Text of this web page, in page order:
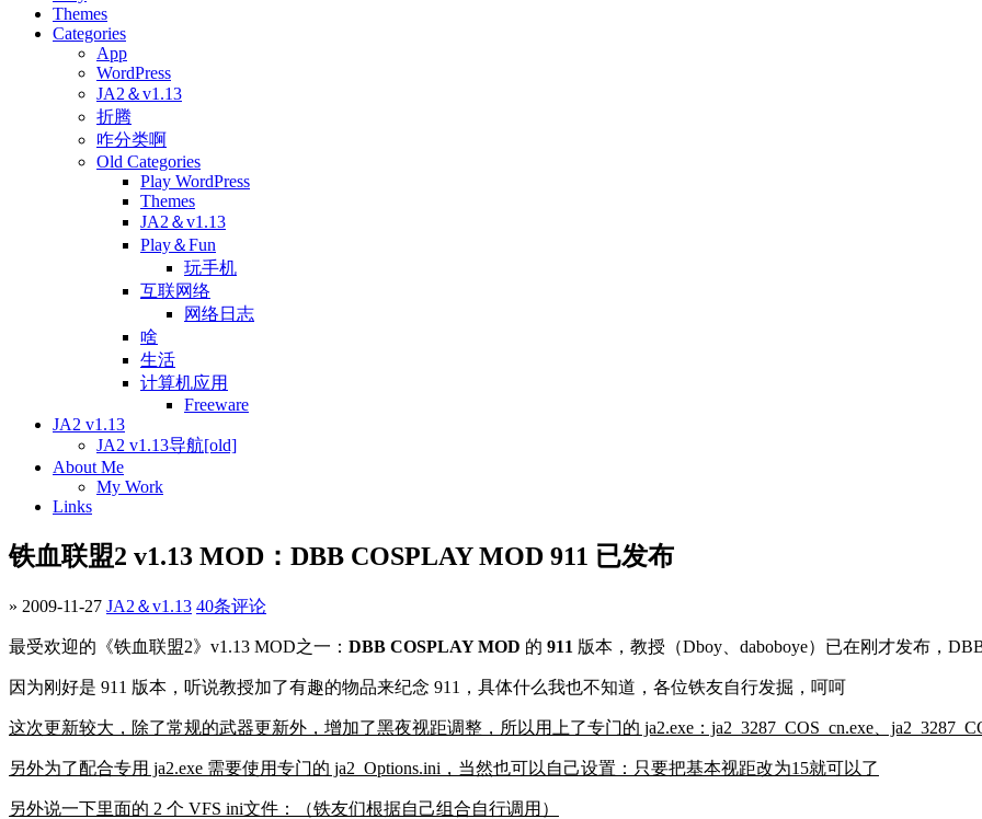
Themes
Categories
App
WordPress
JA2＆v1.13
折腾
咋分类啊
Old Categories
Play WordPress
Themes
JA2＆v1.13
Play＆Fun
玩手机
互联网络
网络日志
啥
生活
计算机应用
Freeware
JA2 v1.13
JA2 v1.13导航[old]
About Me
My Work
Links
铁血联盟2 v1.13 MOD：DBB COSPLAY MOD 911 已发布
» 2009-11-27 JA2＆v1.13 40条评论
最受欢迎的《铁血联盟2》v1.13 MOD之一： DBB COSPLAY MOD 的 911 版本，教授（Dboy、daboboye）已在刚才发布，
因为刚好是 911 版本，听说教授加了有趣的物品来纪念 911，具体什么我也不知道，各位铁友自行发掘，呵呵
这次更新较大，除了常规的武器更新外，增加了黑夜视距调整，所以用上了专门的 ja2.exe：ja2_3287_COS_cn.exe、
另外为了配合专用 ja2.exe 需要使用专门的 ja2_Options.ini，当然也可以自己设置：只要把基本视距改为15就可以了
另外说一下里面的 2 个 VFS ini文件：（铁友们根据自己组合自行调用）